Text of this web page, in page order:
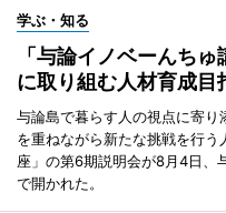
学ぶ・知る
「与論イノベーんち
に取り組む人材育成目
与論島で暮らす人の視点に寄
を重ねながら新たな挑戦を行
座」の第6期説明会が8月4日、
で開かれた。